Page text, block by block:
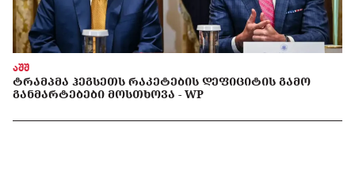
აშშ
ᲢᲠᲐᲛᲞᲛᲐ ᲰᲔᲒᲡᲔᲗᲡ ᲠᲐᲙᲔᲢᲔᲑᲘᲡ ᲓᲔᲤᲘᲪᲘᲢᲘᲡ ᲒᲐᲛᲝ
ᲒᲐᲜᲛᲐᲠᲢᲔᲑᲔᲑᲘ ᲛᲝᲡᲗᲮᲝᲕᲐ - WP